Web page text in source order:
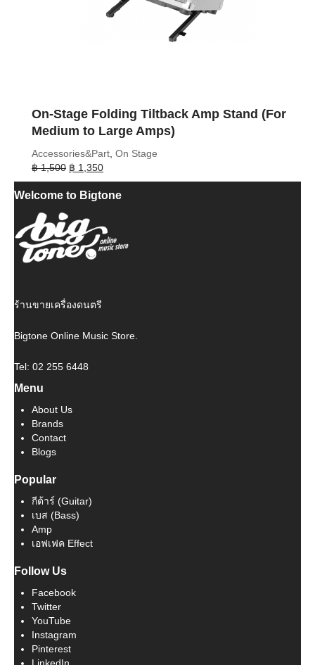
On-Stage Folding Tiltback Amp Stand (For
Medium to Large Amps)
Accessories&Part, On Stage
฿1,500 Original
price
was:
฿ 1,350Current
price
is:
Welcome to Bigtone
ร้านขายเครื่องดนตรี
Bigtone Online Music Store.
Tel: 02 255 6448
Menu
About Us
Brands
Contact
Blogs
Popular
กีต้าร์ (Guitar)
เบส (Bass)
Amp
เอฟเฟค Effect
Follow Us
Facebook
Twitter
YouTube
Instagram
Pinterest